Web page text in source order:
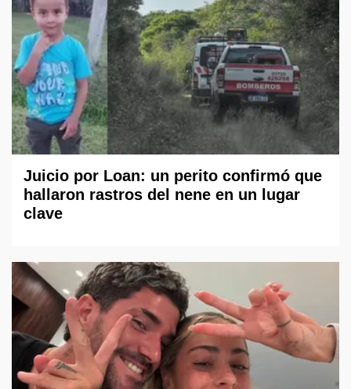
Juicio por Loan: un perito confirmó que
hallaron rastros del nene en un lugar
clave